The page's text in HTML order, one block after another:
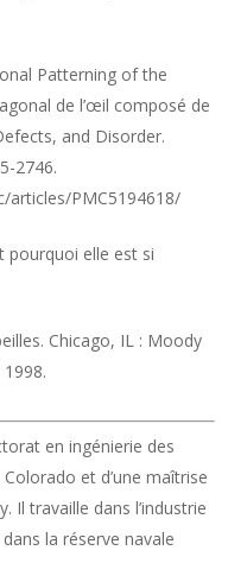
Patterning of the
de l’œil composé de
and Disorder.
2746.
articles/PMC5194618/
pourquoi elle est si
Chicago, IL : Moody
en ingénierie des
Colorado et d’une maîtrise
Il travaille dans l’industrie
la réserve navale